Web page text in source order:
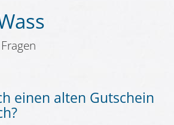
einen alten Gutschein